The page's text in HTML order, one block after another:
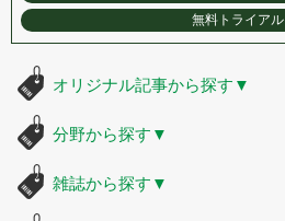
無料トライアル
オリジナル記事から探す ▼
分野から探す ▼
雑誌から探す ▼